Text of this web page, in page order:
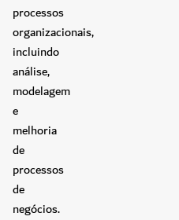
processos
organizacionais,
incluindo
análise,
modelagem
e
melhoria
de
processos
de
negócios.